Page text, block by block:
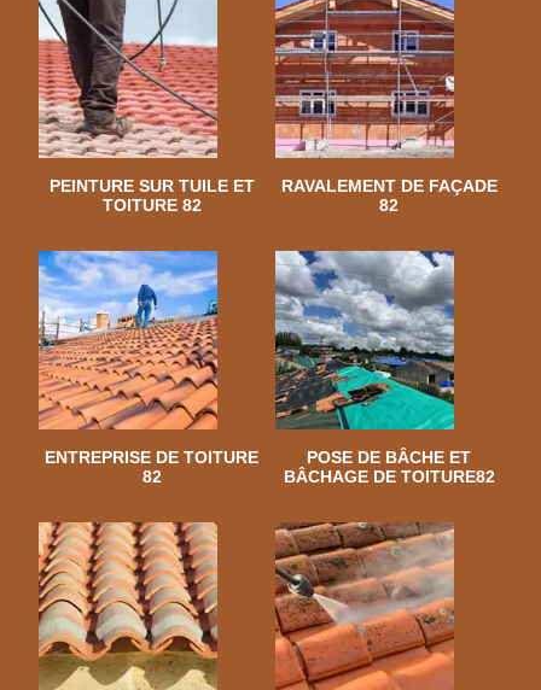
PEINTURE SUR TUILE ET
TOITURE 82
RAVALEMENT DE FAÇADE
82
ENTREPRISE DE TOITURE
82
POSE DE BÂCHE ET
BÂCHAGE DE TOITURE82